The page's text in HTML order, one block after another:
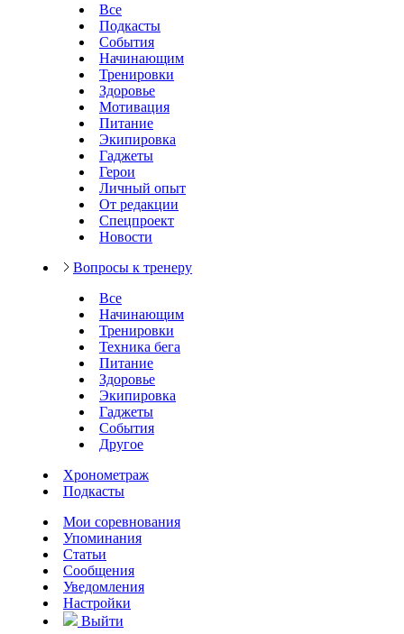
Все
Подкасты
События
Начинающим
Тренировки
Здоровье
Мотивация
Питание
Экипировка
Гаджеты
Герои
Личный опыт
От редакции
Спецпроект
Новости
Вопросы к тренеру
Все
Начинающим
Тренировки
Техника бега
Питание
Здоровье
Экипировка
Гаджеты
События
Другое
Хронометраж
Подкасты
Мои соревнования
Упоминания
Статьи
Сообщения
Уведомления
Настройки
Выйти